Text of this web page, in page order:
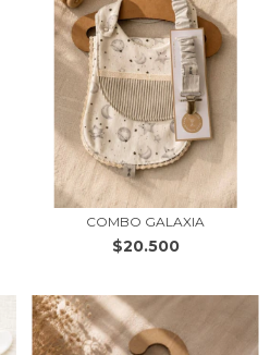
COMBO GALAXIA
$20.500